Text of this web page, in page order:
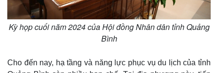
Kỳ họp cuối năm 2024 của Hội đồng Nhân dân tỉnh Quảng
Bình
Cho đến nay, hạ tầng và năng lực phục vụ du lịch của tỉnh